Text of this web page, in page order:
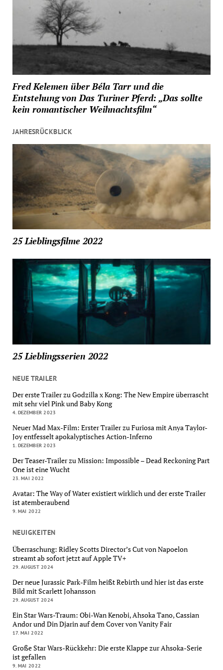
Fred Kelemen über Béla Tarr und die
Entstehung von Das Turiner Pferd: „Das sollte
kein romantischer Weihnachtsfilm“
JAHRESRÜCKBLICK
25 Lieblingsfilme 2022
25 Lieblingsserien 2022
NEUE TRAILER
Der erste Trailer zu Godzilla x Kong: The New Empire überrascht
mit sehr viel Pink und Baby Kong
4. DEZEMBER 2023
Neuer Mad Max-Film: Erster Trailer zu Furiosa mit Anya Taylor-
Joy entfesselt apokalyptisches Action-Inferno
1. DEZEMBER 2023
Der Teaser-Trailer zu Mission: Impossible – Dead Reckoning Part
One ist eine Wucht
23. MAI 2022
Avatar: The Way of Water existiert wirklich und der erste Trailer
ist atemberaubend
9. MAI 2022
NEUIGKEITEN
Überraschung: Ridley Scotts Director’s Cut von Napoelon
streamt ab sofort jetzt auf Apple TV+
29. AUGUST 2024
Der neue Jurassic Park-Film heißt Rebirth und hier ist das erste
Bild mit Scarlett Johansson
29. AUGUST 2024
Ein Star Wars-Traum: Obi-Wan Kenobi, Ahsoka Tano, Cassian
Andor und Din Djarin auf dem Cover von Vanity Fair
17. MAI 2022
Große Star Wars-Rückkehr: Die erste Klappe zur Ahsoka-Serie
ist gefallen
9. MAI 2022